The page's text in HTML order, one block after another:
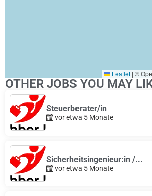
Leaflet | ©
OTHER JOBS YOU MAY
Steuerberater/in
vor etwa 5 Monate
Sicherheitsingenieur:in /...
vor etwa 5 Monate